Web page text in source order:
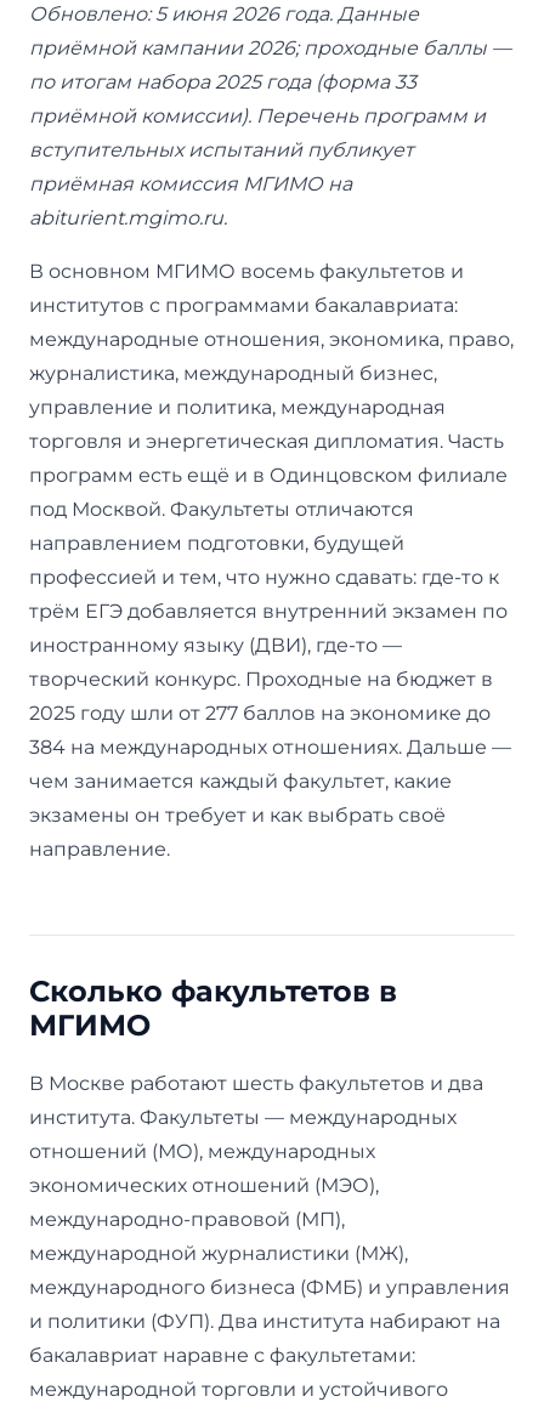
Обновлено: 5 июня 2026 года. Данные
приёмной кампании 2026; проходные баллы —
по итогам набора 2025 года (форма 33
приёмной комиссии). Перечень программ и
вступительных испытаний публикует
приёмная комиссия МГИМО на
abiturient.mgimo.ru.
В основном МГИМО восемь факультетов и
институтов с программами бакалавриата:
международные отношения, экономика, право,
журналистика, международный бизнес,
управление и политика, международная
торговля и энергетическая дипломатия. Часть
программ есть ещё и в Одинцовском филиале
под Москвой. Факультеты отличаются
направлением подготовки, будущей
профессией и тем, что нужно сдавать: где-то к
трём ЕГЭ добавляется внутренний экзамен по
иностранному языку (ДВИ), где-то —
творческий конкурс. Проходные на бюджет в
2025 году шли от 277 баллов на экономике до
384 на международных отношениях. Дальше —
чем занимается каждый факультет, какие
экзамены он требует и как выбрать своё
направление.
Сколько факультетов в
МГИМО
В Москве работают шесть факультетов и два
института. Факультеты — международных
отношений (МО), международных
экономических отношений (МЭО),
международно-правовой (МП),
международной журналистики (МЖ),
международного бизнеса (ФМБ) и управления
и политики (ФУП). Два института набирают на
бакалавриат наравне с факультетами:
международной торговли и устойчивого